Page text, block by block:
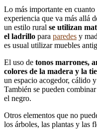
Lo más importante en
experiencia que va más allá
un estilo rural se utilizan
el ladrillo para paredes y
es usual utilizar muebles
El uso de tonos marrones,
colores de la madera y la
un espacio acogedor, cálido
También se pueden
el negro.
Otros elementos que no
los árboles, las plantas y las